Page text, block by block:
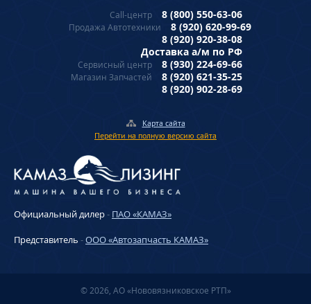
Call-центр 8 (800) 550-63-06
Продажа Автотехники
8 (920) 620-99-69
8 (920) 920-38-08
Доставка а/м по РФ
Сервисный центр 8 (930) 224-69-66
Магазин Запчастей
8 (920) 621-35-25
8 (920) 902-28-69
Карта сайта
Перейти на полную версию сайта
Официальный дилер- ПАО «КАМАЗ»
Представитель -ООО «Автозапчасть КАМАЗ»
© 2026, АО «Нововязниковское РТП»